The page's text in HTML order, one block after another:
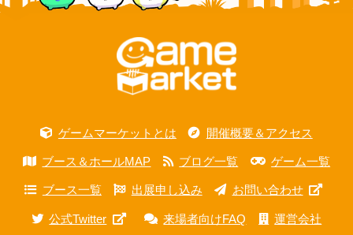
ゲームマーケットとは 開催概要＆アクセス
ブース＆ホールMAP ブログ一覧 ゲーム一覧
ブース一覧 出展申し込み お問い合わせ
公式Twitter 来場者向けFAQ 運営会社